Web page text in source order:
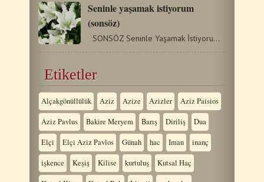
Seninle yaşamak istiyorum
(sonsöz)
SONSÖZ Seninle Yaşamak İstiyorum! Seni tanımak ve seni…
Etiketler
Alçakgönüllülük Aziz Azize Azizler Aziz Paisios
Aziz Pavlus Bakire Meryem Barış Diriliş Dua
Elçi Elçi Aziz Pavlos Günah hac Iman inanç
işkence Keşiş Kilise kurtuluş Kutsal Haç